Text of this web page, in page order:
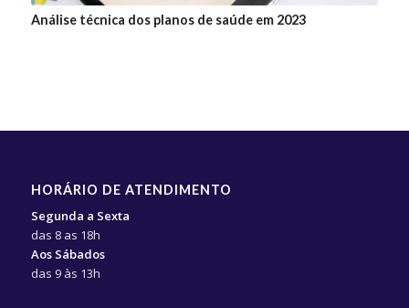
Análise técnica dos planos de saúde em 2023
HORÁRIO DE ATENDIMENTO
Segunda a Sexta
das 8 as 18h
Aos Sábados
das 9 às 13h